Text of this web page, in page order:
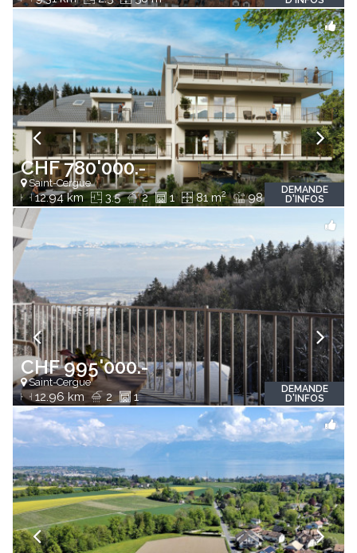
CHF 780'000.-
Saint-Cergue
12.94 km 3.5 2 1 81 m2 98 m
DEMANDE
D'INFOS
CHF 995'000.-
Saint-Cergue
12.96 km 2 1
DEMANDE
D'INFOS